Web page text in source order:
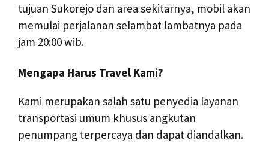
tujuan Sukorejo dan area sekitarnya, mobil akan
memulai perjalanan selambat lambatnya pada
jam 20:00 wib.
Mengapa Harus Travel Kami?
Kami merupakan salah satu penyedia layanan
transportasi umum khusus angkutan
penumpang terpercaya dan dapat diandalkan.